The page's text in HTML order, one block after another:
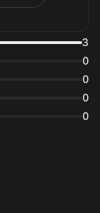
3
0
0
0
0